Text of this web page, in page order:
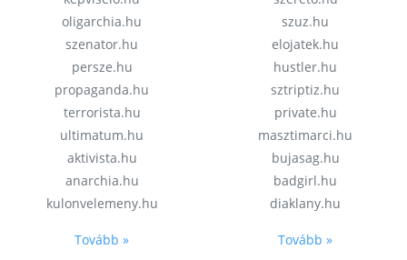
oligarchia.hu
szenator.hu
persze.hu
propaganda.hu
terrorista.hu
ultimatum.hu
aktivista.hu
anarchia.hu
kulonvelemeny.hu
Tovább »
szuz.hu
elojatek.hu
hustler.hu
sztriptiz.hu
private.hu
masztimarci.hu
bujasag.hu
badgirl.hu
diaklany.hu
Tovább »